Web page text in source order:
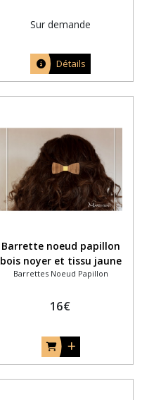
Sur demande
Détails
Barrette noeud papillon
bois noyer et tissu jaune
Barrettes Noeud Papillon
16€